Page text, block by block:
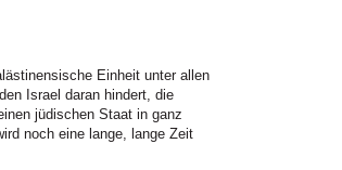
Einheit unter allen
Israel daran hindert, die
jüdischen Staat in ganz
noch eine lange, lange Zeit